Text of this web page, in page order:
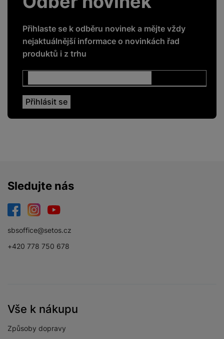
Přihlaste se k odběru novinek a mějte vždy
nejaktuálnější informace o novinkách řad
produktů i z trhu
Sledujte nás
sbsoffice@setos.cz
+420 778 750 678
Vše k nákupu
Způsoby dopravy